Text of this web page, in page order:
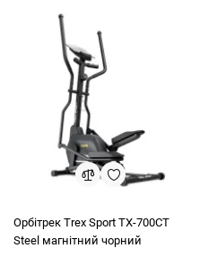
ідеально підходить під ваші цілі.
Орбітрек Trex Sport TX-700CT
Steel магнітний чорний